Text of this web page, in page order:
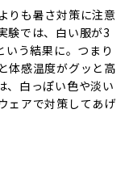
りも暑さ対策に注意
験では、白い服が3
う結果に。つまり
体感温度がグッと高
、白っぽい色や淡い
ェアで対策してあげ